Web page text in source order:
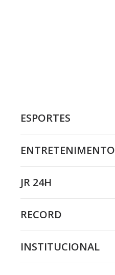
ESPORTES
ENTRETENIMENTO
JR 24H
RECORD
INSTITUCIONAL